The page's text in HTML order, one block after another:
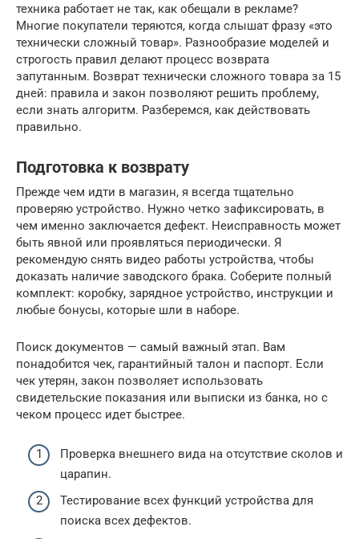
техника работает не так, как обещали в рекламе?
Многие покупатели теряются, когда слышат фразу «это
технически сложный товар». Разнообразие моделей и
строгость правил делают процесс возврата
запутанным. Возврат технически сложного товара за 15
дней: правила и закон позволяют решить проблему,
если знать алгоритм. Разберемся, как действовать
правильно.
Подготовка к возврату
Прежде чем идти в магазин, я всегда тщательно
проверяю устройство. Нужно четко зафиксировать, в
чем именно заключается дефект. Неисправность может
быть явной или проявляться периодически. Я
рекомендую снять видео работы устройства, чтобы
доказать наличие заводского брака. Соберите полный
комплект: коробку, зарядное устройство, инструкции и
любые бонусы, которые шли в наборе.
Поиск документов — самый важный этап. Вам
понадобится чек, гарантийный талон и паспорт. Если
чек утерян, закон позволяет использовать
свидетельские показания или выписки из банка, но с
чеком процесс идет быстрее.
Проверка внешнего вида на отсутствие сколов и
царапин.
Тестирование всех функций устройства для
поиска всех дефектов.